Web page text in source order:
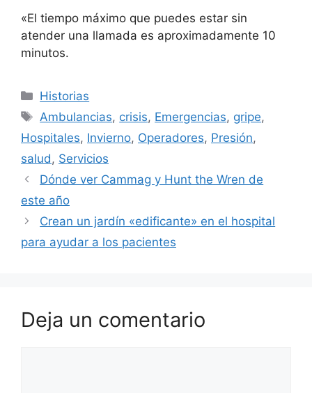
«El tiempo máximo que puedes estar sin
atender una llamada es aproximadamente 10
minutos.
Categorías
Historias
Etiquetas
Ambulancias, crisis, Emergencias, gripe,
Hospitales, Invierno, Operadores, Presión,
salud, Servicios
Dónde ver Cammag y Hunt the Wren de
este año
Crean un jardín «edificante» en el hospital
para ayudar a los pacientes
Deja un comentario